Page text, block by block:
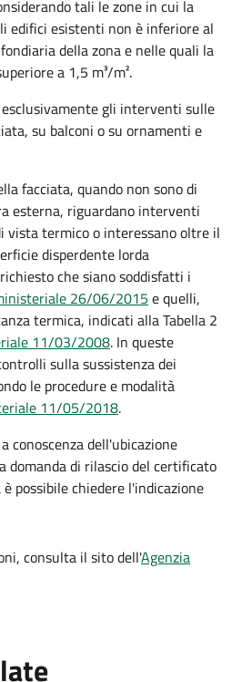
tali le zone in cui la
edifici esistenti non è inferiore al
della zona e nelle quali la
a 1,5 m³/m².
gli interventi sulle
su balconi o su ornamenti e
facciata, quando non sono di
esterna, riguardano interventi
vista termico o interessano oltre il
disperdente lorda
che siano soddisfatti i
26/06/2015 e quelli,
termica, indicati alla Tabella 2
11/03/2008. In queste
sulla sussistenza dei
le procedure e modalità
11/05/2018.
conoscenza dell'ubicazione
domanda di rilascio del certificato
possibile chiedere l'indicazione
consulta il sito dell'Agenzia